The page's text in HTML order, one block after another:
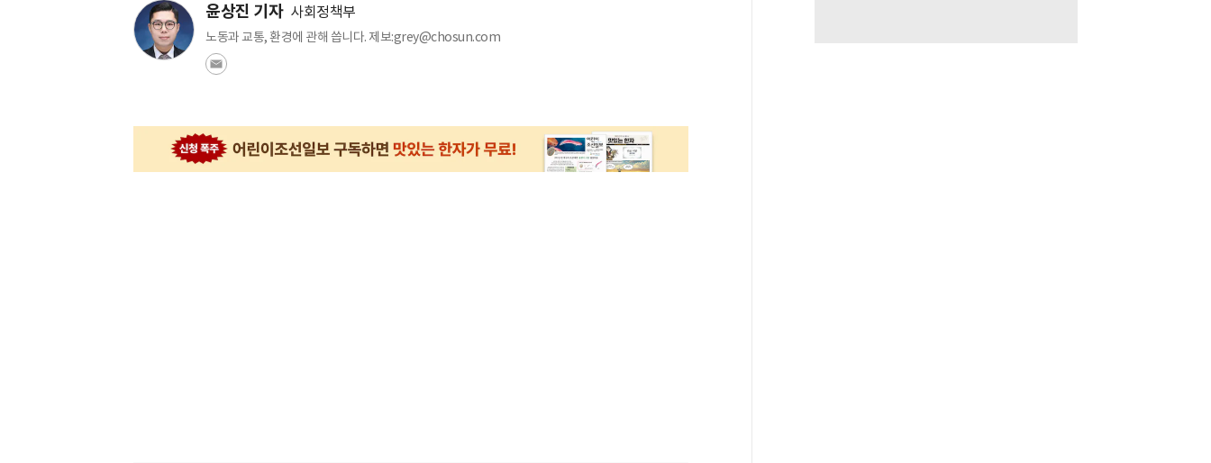
윤상진 기자 사회정책부
노동과 교통, 환경에 관해 씁니다. 제보:grey@chosun.com